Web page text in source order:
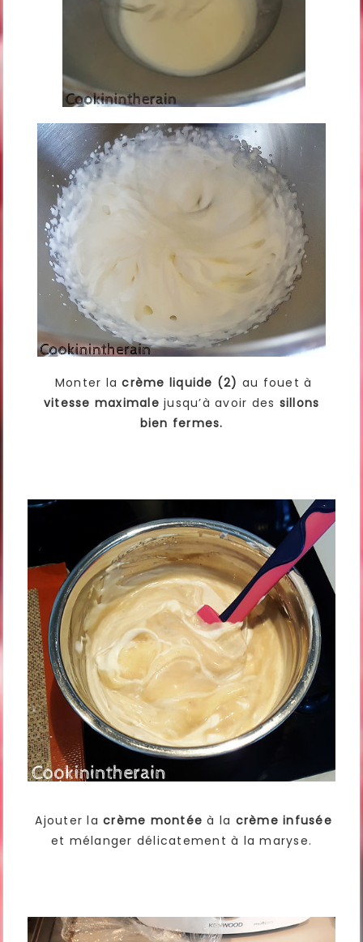
Monter lacrème liquide (2) au fouet à
vitesse maximale jusqu’à avoir des sillons
bien fermes.
Ajouter lacrème montée à la crème infusée
et mélanger délicatement à la maryse.